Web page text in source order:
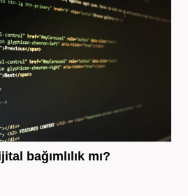
bağımlılık mı?